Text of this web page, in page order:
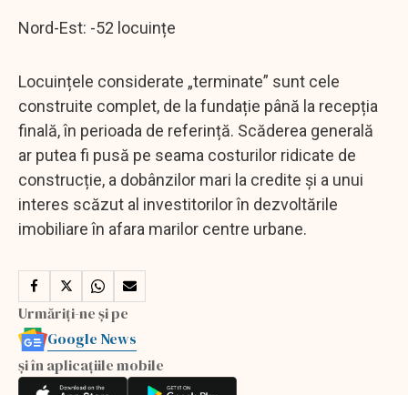
Nord-Est: -52 locuințe
Locuințele considerate „terminate” sunt cele
construite complet, de la fundație până la recepția
finală, în perioada de referință. Scăderea generală
ar putea fi pusă pe seama costurilor ridicate de
construcție, a dobânzilor mari la credite și a unui
interes scăzut al investitorilor în dezvoltările
imobiliare în afara marilor centre urbane.
Urmăriți-ne și pe
Google News
și în aplicațiile mobile